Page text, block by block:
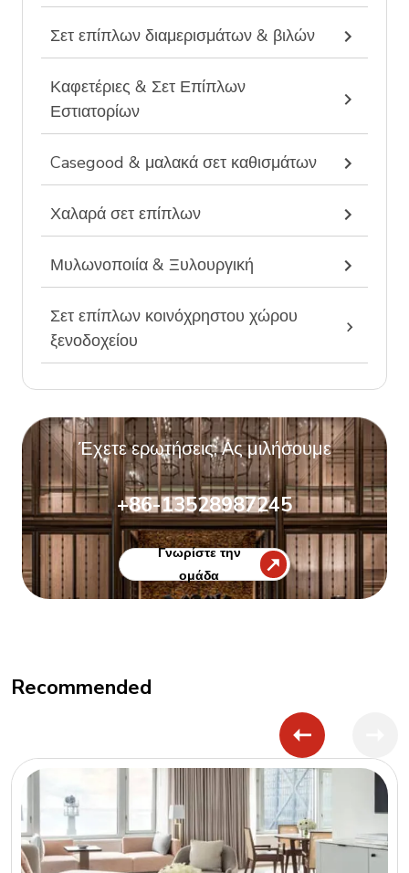
Σετ επίπλων διαμερισμάτων & βιλών
Καφετέριες & Σετ Επίπλων
Εστιατορίων
Casegood & μαλακά σετ καθισμάτων
Χαλαρά σετ επίπλων
Μυλωνοποιία & Ξυλουργική
Σετ επίπλων κοινόχρηστου χώρου
ξενοδοχείου
Έχετε ερωτήσεις; Ας μιλήσουμε
+86-13528987245
Γνωρίστε την
ομάδα
Recommended